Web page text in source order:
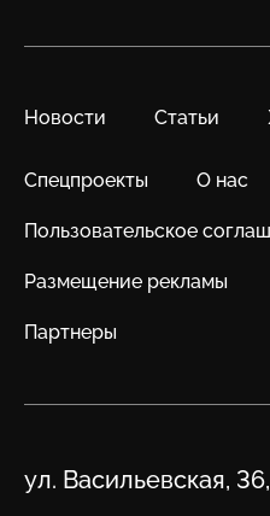
Новости Статьи
Спецпроекты О нас
Пользовательское
Размещение рекламы
Партнеры
Адрес
ул. Васильевская,